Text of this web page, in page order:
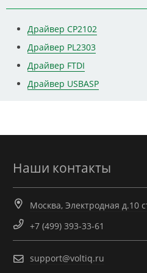
Драйвер CP2102
Драйвер PL2303
Драйвер FTDI
Драйвер USBASP
Наши контакты
Москва, Электродная д.10
+7 (499) 393-33-61
support@voltiq.ru